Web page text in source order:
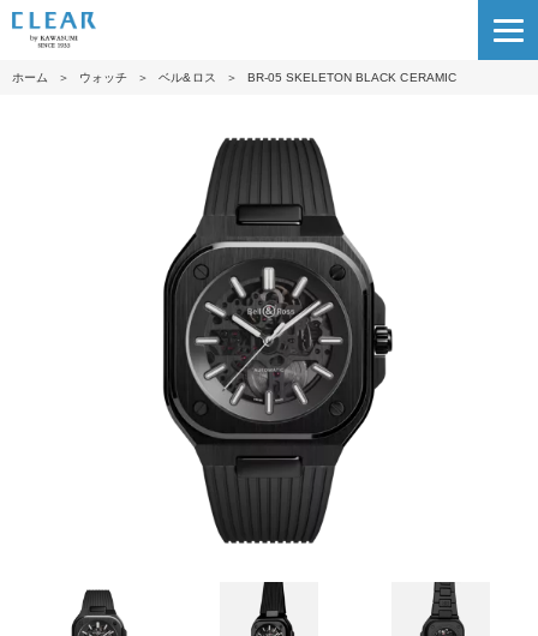
ホーム ＞ ウォッチ ＞ ベル&ロス ＞ BR-05 SKELETON BLACK CERAMIC